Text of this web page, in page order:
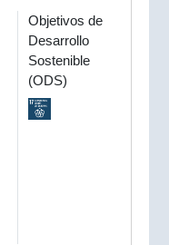
Objetivos de
Desarrollo
Sostenible
(ODS)